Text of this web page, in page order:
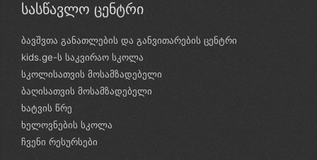
სასწავლო ცენტრი
ბავშვთა განათლების და განვითარების ცენტრი
kids.ge-ს საკვირაო სკოლა
სკოლისათვის მოსამზადებელი
ბაღისათვის მოსამზადებელი
ხატვის წრე
ხელოვნების სკოლა
ჩვენი რესურსები